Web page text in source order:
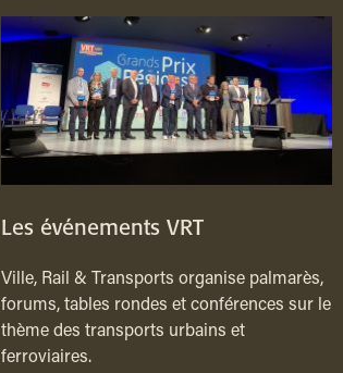
Les événements VRT
Ville, Rail & Transports organise palmarès,
forums, tables rondes et conférences sur le
thème des transports urbains et
ferroviaires.